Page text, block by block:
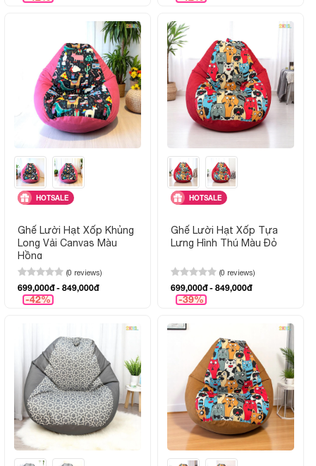
HOTSALE
Ghế Lười Hạt Xốp Khủng
Long Vải Canvas Màu
Hồng
(0 reviews)
699,000đ - 849,000đ
-42%
HOTSALE
Ghế Lười Hạt Xốp Tựa
Lưng Hình Thú Màu Đỏ
(0 reviews)
699,000đ - 849,000đ
-39%